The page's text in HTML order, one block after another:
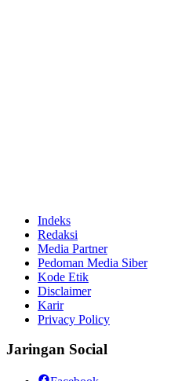
Indeks
Redaksi
Media Partner
Pedoman Media Siber
Kode Etik
Disclaimer
Karir
Privacy Policy
Jaringan Social